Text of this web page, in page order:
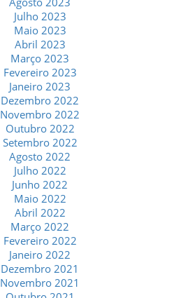
Julho 2023
Maio 2023
Abril 2023
Março 2023
Fevereiro 2023
Janeiro 2023
Dezembro 2022
Novembro 2022
Outubro 2022
Setembro 2022
Agosto 2022
Julho 2022
Junho 2022
Maio 2022
Abril 2022
Março 2022
Fevereiro 2022
Janeiro 2022
Dezembro 2021
Novembro 2021